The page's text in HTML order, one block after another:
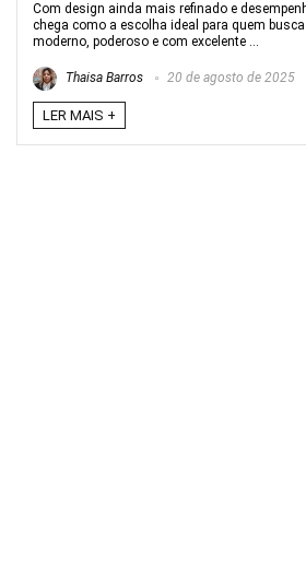
Com design ainda mais refinado e
chega como a escolha ideal para quem
moderno, poderoso e com excelente ...
Thaisa Barros 20 de agosto de 2025
LER MAIS +